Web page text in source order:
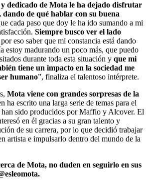
dedicado de Mota le ha dejado disfrutar
de qué hablar con su buena
cada paso que doy le ha ido sumando a mi
Siempre busco ver el lado
por eso saber que mi constancia está dando
estoy madurando un poco más, que puedo
durante toda esta situación y que mi
tiene un impacto en la sociedad me
humano”, finaliza el talentoso intérprete.
Mota viene con grandes sorpresas de la
ha escrito una larga serie de temas para el
han sido producidos por Maffio y Alcover. El
en él gracias a su gran talento y
de su carrera, por lo que decidió trabajar
artista e impulsarlo dentro del mundo de la
de Mota, no duden en seguirlo en sus